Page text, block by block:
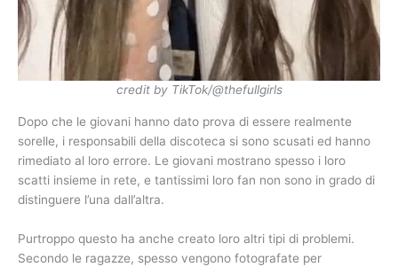
credit by TikTok/@thefullgirls
Dopo che le giovani hanno dato prova di essere realmente
sorelle, i responsabili della discoteca si sono scusati ed hanno
rimediato al loro errore. Le giovani mostrano spesso i loro
scatti insieme in rete, e tantissimi loro fan non sono in grado di
distinguere l’una dall’altra.
Purtroppo questo ha anche creato loro altri tipi di problemi.
Secondo le ragazze, spesso vengono fotografate per